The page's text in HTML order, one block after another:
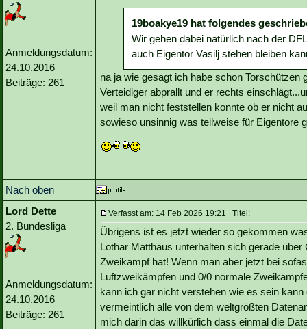
Anmeldungsdatum:
24.10.2016
Beiträge: 261
19boakye19 hat folgendes
Wir gehen dabei natürlich nach der
auch Eigentor Vasilj stehen bleiben
na ja wie gesagt ich habe schon
Verteidiger abprallt und er rechts
weil man nicht feststellen konnte ob er nicht
sowieso unsinnig was teilweise für Eigentore
Nach oben
Lord Dette
2. Bundesliga
Anmeldungsdatum:
24.10.2016
Beiträge: 261
Verfasst am: 14 Feb 2026 19:21 Titel:
Übrigens ist es jetzt wieder so gekommen
Lothar Matthäus unterhalten sich gerade
Zweikampf hat! Wenn man aber jetzt bei
Luftzweikämpfen und 0/0 normale
kann ich gar nicht verstehen wie es sein
vermeintlich alle von dem weltgrößten
mich darin das willkürlich dass einmal die